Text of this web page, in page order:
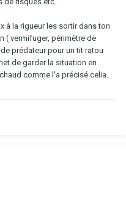
à la rigueur les sortir dans ton
( vermifuger, périmètre de
prédateur pour un tit ratou
de garder la situation en
comme l'a précisé celia.